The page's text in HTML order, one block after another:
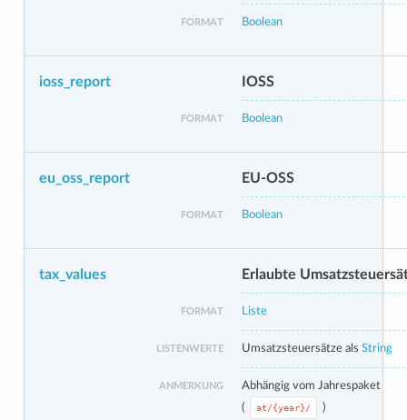
FORMAT Boolean
ioss_report IOSS
FORMAT Boolean
eu_oss_report EU-OSS
FORMAT Boolean
tax_values Erlaubte
FORMAT Liste
LISTENWERTE Umsatzsteuersätze als String
ANMERKUNG
Abhängig vom Jahrespaket
(
at/{year}/ )